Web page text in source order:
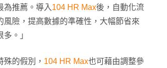
為推薦。導入 104 HR Max後，自動化流
險，提高數據的準確性，大幅節省來
。」
的假別， 104 HR Max也可藉由調整參